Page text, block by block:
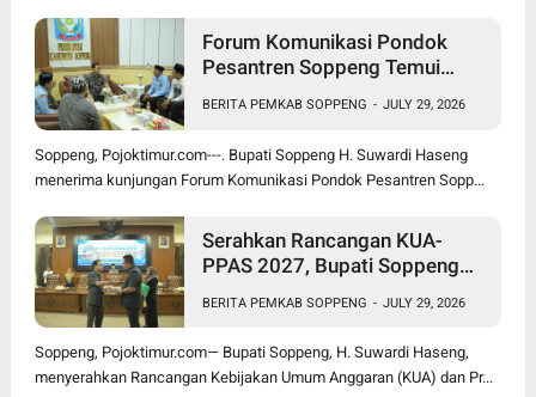
Forum Komunikasi Pondok
Pesantren Soppeng Temui
BERITA PEMKAB SOPPENG - JULY 29, 2026
Soppeng, Pojoktimur.com---. Bupati Soppeng H. Suwardi Haseng
menerima kunjungan Forum Komunikasi Pondok Pesantren Sopp...
Serahkan Rancangan KUA-
PPAS 2027, Bupati Soppeng
Tengah Tekanan Fiskal
BERITA PEMKAB SOPPENG - JULY 29, 2026
Soppeng, Pojoktimur.com— Bupati Soppeng, H. Suwardi Haseng,
menyerahkan Rancangan Kebijakan Umum Anggaran (KUA) dan Pr...